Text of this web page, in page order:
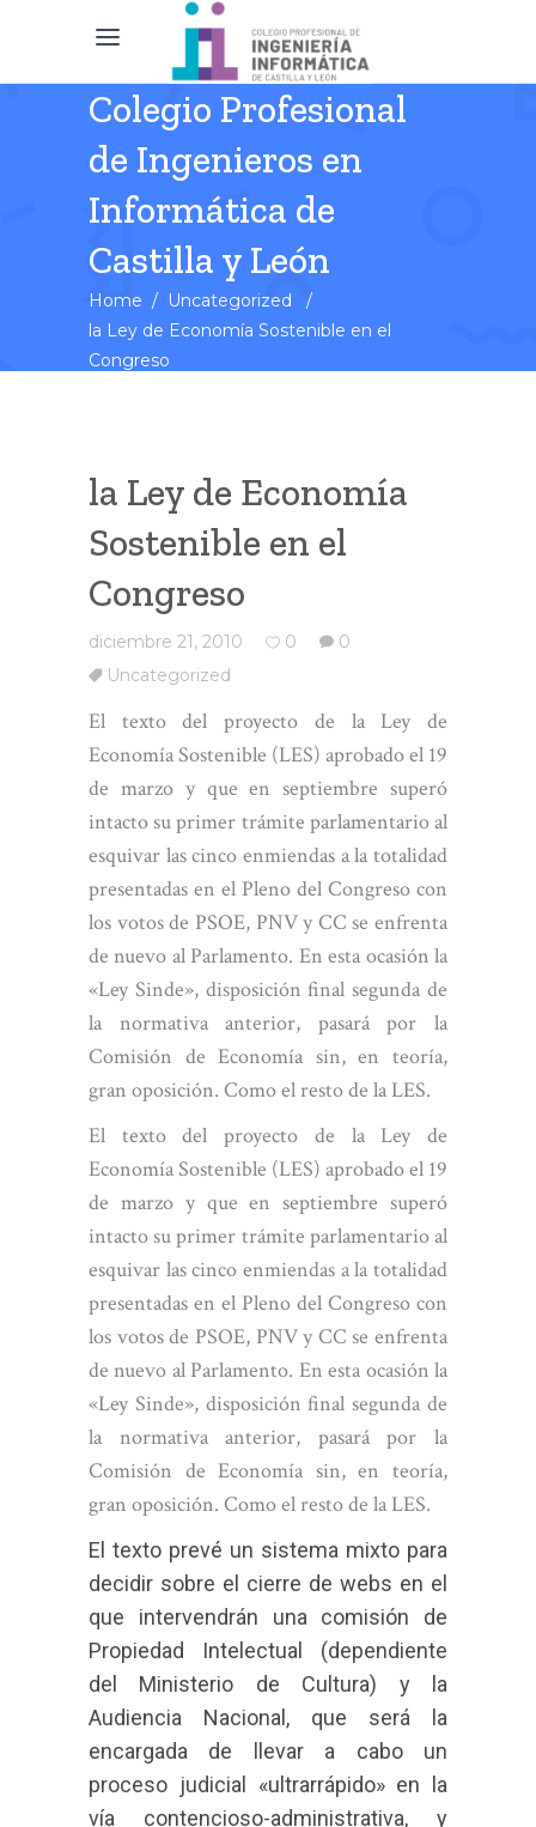
Colegio Profesional
de Ingenieros en
Informática de
Castilla y León
Home / Uncategorized
/
la Ley de Economía Sostenible en el
Congreso
la Ley de Economía
Sostenible en el
Congreso
diciembre 21, 2010 0
0
Uncategorized
El texto del proyecto de la Ley de
Economía Sostenible (LES) aprobado el 19
de marzo y que en septiembre superó
intacto su primer trámite parlamentario al
esquivar las cinco enmiendas a la totalidad
presentadas en el Pleno del Congreso con
los votos de PSOE, PNV y CC se enfrenta
de nuevo al Parlamento. En esta ocasión la
«Ley Sinde», disposición final segunda de
la normativa anterior, pasará por la
Comisión de Economía sin, en teoría,
gran oposición. Como el resto de la LES.
El texto del proyecto de la Ley de
Economía Sostenible (LES) aprobado el 19
de marzo y que en septiembre superó
intacto su primer trámite parlamentario al
esquivar las cinco enmiendas a la totalidad
presentadas en el Pleno del Congreso con
los votos de PSOE, PNV y CC se enfrenta
de nuevo al Parlamento. En esta ocasión la
«Ley Sinde», disposición final segunda de
la normativa anterior, pasará por la
Comisión de Economía sin, en teoría,
gran oposición. Como el resto de la LES.
El texto prevé un sistema mixto para
decidir sobre el cierre de webs en el
que intervendrán una comisión de
Propiedad Intelectual (dependiente
del Ministerio de Cultura) y la
Audiencia Nacional, que será la
encargada de llevar a cabo un
proceso judicial «ultrarrápido» en la
vía contencioso-administrativa, y